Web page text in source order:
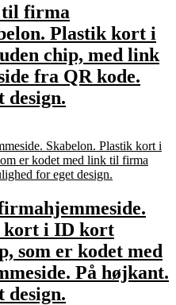
firma
Plastik kort i
chip, med link
fra QR kode.
design.
kort i ID kort
som er kodet med
På højkant.
design.